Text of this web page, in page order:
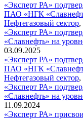
«Эксперт РА»
ПАО «НГК
Нефтегазовый сектор,
«Эксперт РА»
«Славнефть» на
03.09.2025
«Эксперт РА»
ПАО «НГК
Нефтегазовый сектор,
«Эксперт РА»
«Славнефть» на
11.09.2024
«Эксперт РА»